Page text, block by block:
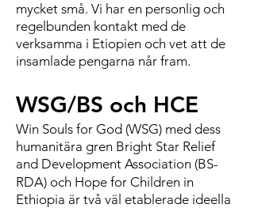
mycket små. Vi har en personlig och
regelbunden kontakt med de
verksamma i Etiopien och vet att de
insamlade pengarna når fram.
WSG/BS och HCE
Win Souls for God (WSG) med dess
humanitära gren Bright Star Relief
and Development Association (BS-
RDA) och Hope for Children in
Ethiopia är två väl etablerade ideella